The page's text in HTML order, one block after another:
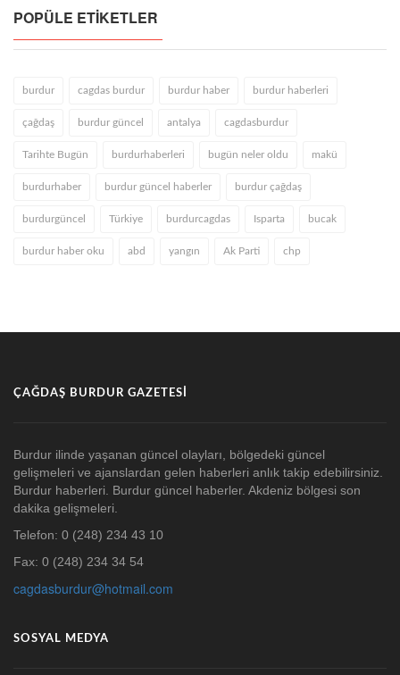
POPÜLE ETIKETLER
burdur cagdas burdur burdur haber burdur haberleri
çağdaş burdur güncel antalya cagdasburdur
Tarihte Bugün burdurhaberleri bugün neler oldu makü
burdurhaber burdur güncel haberler burdur çağdaş
burdurgüncel Türkiye burdurcagdas Isparta bucak
burdur haber oku abd yangın Ak Parti chp
ÇAĞDAŞ BURDUR GAZETESI
Burdur ilinde yaşanan güncel olayları, bölgedeki güncel
gelişmeleri ve ajanslardan gelen haberleri anlık takip edebilirsiniz.
Burdur haberleri. Burdur güncel haberler. Akdeniz bölgesi son
dakika gelişmeleri.
Telefon: 0 (248) 234 43 10
Fax: 0 (248) 234 34 54
cagdasburdur@hotmail.com
SOSYAL MEDYA